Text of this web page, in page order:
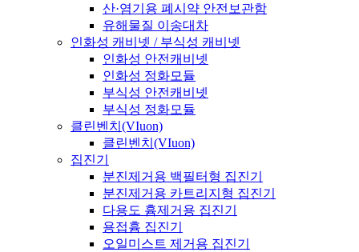
산·염기용 폐시약 안전보관함
유해물질 이송대차
인화성 캐비넷 / 부식성 캐비넷
인화성 안전캐비넷
인화성 정화모듈
부식성 안전캐비넷
부식성 정화모듈
클린벤치(VIuon)
클린벤치(VIuon)
집진기
분진제거용 백필터형 집진기
분진제거용 카트리지형 집진기
다용도 흄제거용 집진기
용접흄 집진기
오일미스트 제거용 집진기